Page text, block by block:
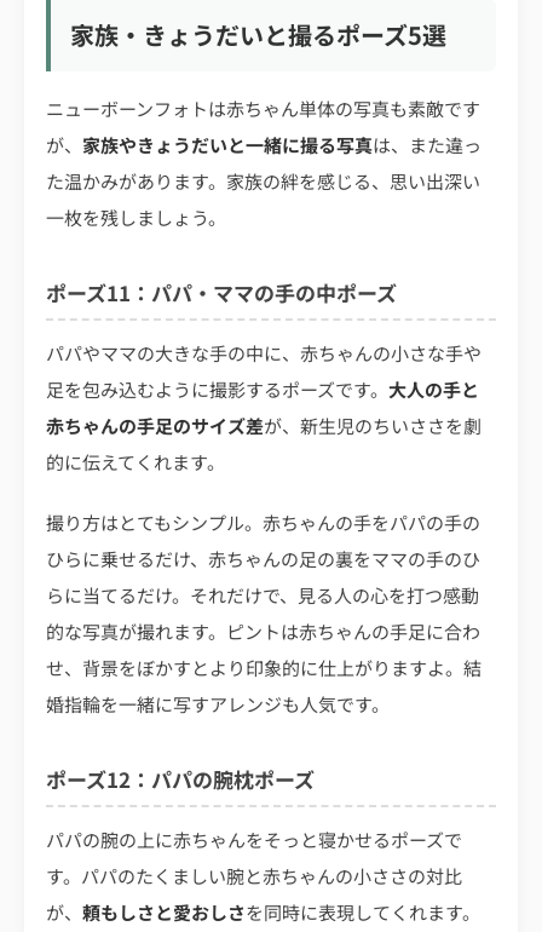
家族・きょうだいと撮るポーズ5選
ニューボーンフォトは赤ちゃん単体の写真も素敵です
が、 家族やきょうだいと一緒に撮る写真は、また違っ
た温かみがあります。家族の絆を感じる、思い出深い
一枚を残しましょう。
ポーズ11：パパ・ママの手の中ポーズ
パパやママの大きな手の中に、赤ちゃんの小さな手や
足を包み込むように撮影するポーズです。 大人の手と
赤ちゃんの手足のサイズ差が、新生児のちいささを劇
的に伝えてくれます。
撮り方はとてもシンプル。赤ちゃんの手をパパの手の
ひらに乗せるだけ、赤ちゃんの足の裏をママの手のひ
らに当てるだけ。それだけで、見る人の心を打つ感動
的な写真が撮れます。ピントは赤ちゃんの手足に合わ
せ、背景をぼかすとより印象的に仕上がりますよ。結
婚指輪を一緒に写すアレンジも人気です。
ポーズ12：パパの腕枕ポーズ
パパの腕の上に赤ちゃんをそっと寝かせるポーズで
す。パパのたくましい腕と赤ちゃんの小ささの対比
が、 頼もしさと愛おしさを同時に表現してくれます。